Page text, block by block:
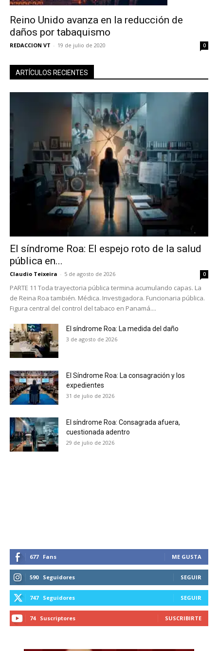
No te pierdas de las
últimas noticias
Suscríbete a nuestro boletín diario y
recibe todas las noticias del vapeo y la
electrónico.
Subscribe to our daily clipping and
tobacco harm reduction in your email.
Reino Unido avanza en la reducción de
daños por tabaquismo
REDACCION VT - 19 de julio de 2020 0
ARTÍCULOS RECIENTES
El síndrome Roa: El espejo roto de la salud
pública en...
Claudio Teixeira - 5 de agosto de 2026 0
PARTE 11 Toda trayectoria pública termina acumulando capas. La
de Reina Roa también. Médica. Investigadora. Funcionaria pública.
Figura central del control del tabaco en Panamá....
El síndrome Roa: La medida del daño
3 de agosto de 2026
El Síndrome Roa: La consagración y los
expedientes
31 de julio de 2026
El síndrome Roa: Consagrada afuera,
cuestionada adentro
29 de julio de 2026
677 Fans ME GUSTA
590 Seguidores SEGUIR
747 Seguidores SEGUIR
74 Suscriptores SUSCRIBIRTE